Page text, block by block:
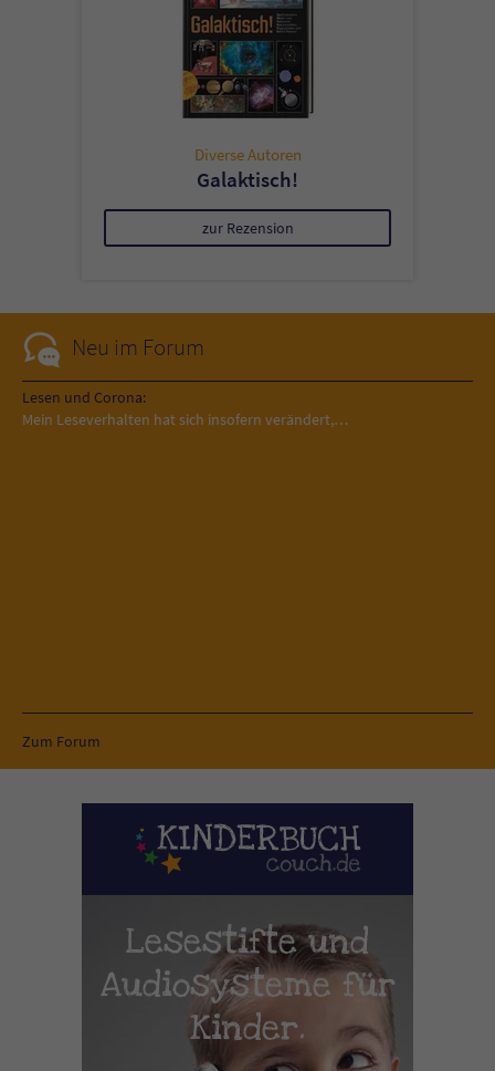
Diverse Autoren
Galaktisch!
zur Rezension
Neu im Forum
Lesen und Corona:
Mein Leseverhalten hat sich insofern verändert,…
Zum Forum
Lesestifte und
Audiosysteme für
Kinder.